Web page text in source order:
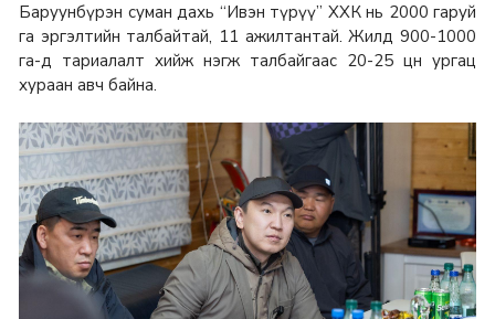
Баруунбүрэн суман дахь “Ивэн түрүү” ХХК нь 2000 гаруй
га эргэлтийн талбайтай, 11 ажилтантай. Жилд 900-1000
га-д тариалалт хийж нэгж талбайгаас 20-25 цн ургац
хураан авч байна.